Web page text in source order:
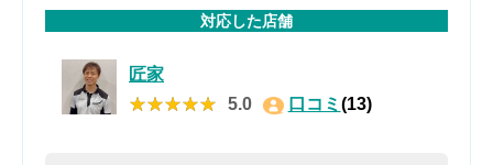
対応した店舗
匠家
★★★★★
★★★★★ 5.0 口コミ (13)